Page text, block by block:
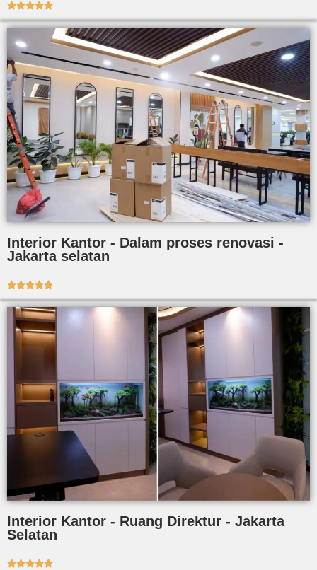

Interior Kantor - Dalam proses renovasi -
Jakarta selatan

Interior Kantor - Ruang Direktur - Jakarta
Selatan
